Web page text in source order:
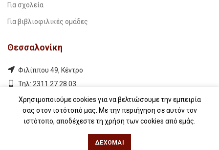
Για σχολεία
Για βιβλιοφιλικές ομάδες
Θεσσαλονίκη
Φιλίππου 49, Κέντρο
Τηλ: 2311 27 28 03
Εmail:info@iwrite.gr
Αθήνα
Χρησιμοποιούμε cookies για να βελτιώσουμε την εμπειρία
σας στον ιστότοπό μας. Με την περιήγηση σε αυτόν τον
ιστότοπο, αποδέχεστε τη χρήση των cookies από εμάς.
ΔΈΧΟΜΑΙ